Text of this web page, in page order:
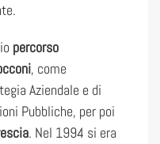
percorso
, come
Aziendale e di
Pubbliche, per poi
. Nel 1994 si era